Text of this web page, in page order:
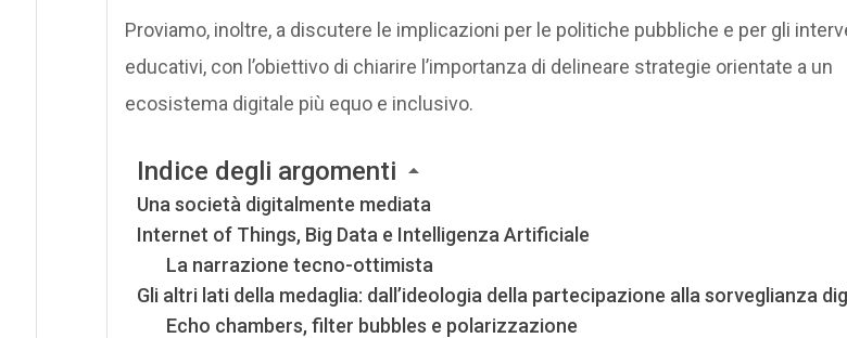
Proviamo, inoltre, a discutere le implicazioni per le politiche pubbliche e per gli
educativi, con l’obiettivo di chiarire l’importanza di delineare strategie orientate a un
ecosistema digitale più equo e inclusivo.
Indice degli argomenti
Una società digitalmente mediata
Internet of Things, Big Data e Intelligenza Artificiale
La narrazione tecno-ottimista
Gli altri lati della medaglia: dall’ideologia della partecipazione alla sorveglianza
Echo chambers, filter bubbles e polarizzazione